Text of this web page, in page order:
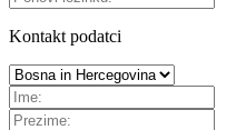
Kontakt podatci